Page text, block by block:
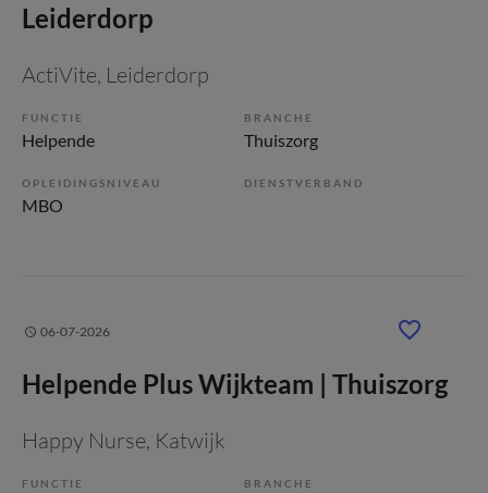
Leiderdorp
ActiVite, Leiderdorp
FUNCTIE
Helpende
BRANCHE
Thuiszorg
OPLEIDINGSNIVEAU
MBO
DIENSTVERBAND
06-07-2026
Helpende Plus Wijkteam | Thuiszorg
Happy Nurse, Katwijk
FUNCTIE BRANCHE